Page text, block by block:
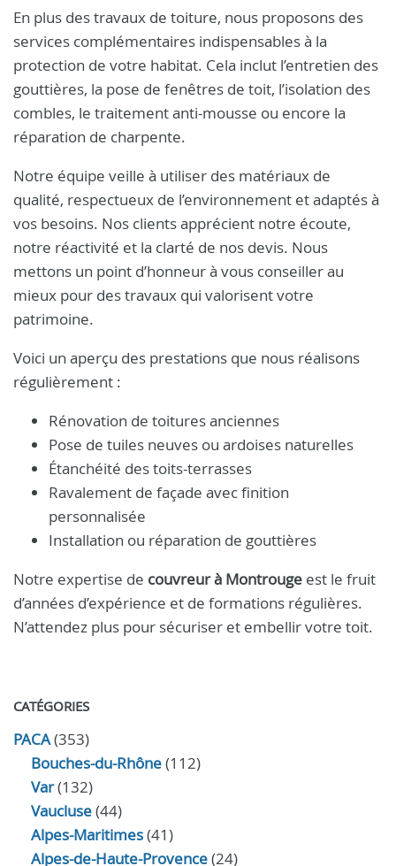
En plus des travaux de toiture, nous proposons des
services complémentaires indispensables à la
protection de votre habitat. Cela inclut l’entretien des
gouttières, la pose de fenêtres de toit, l’isolation des
combles, le traitement anti-mousse ou encore la
réparation de charpente.
Notre équipe veille à utiliser des matériaux de
qualité, respectueux de l’environnement et adaptés à
vos besoins. Nos clients apprécient notre écoute,
notre réactivité et la clarté de nos devis. Nous
mettons un point d’honneur à vous conseiller au
mieux pour des travaux qui valorisent votre
patrimoine.
Voici un aperçu des prestations que nous réalisons
régulièrement :
Rénovation de toitures anciennes
Pose de tuiles neuves ou ardoises naturelles
Étanchéité des toits-terrasses
Ravalement de façade avec finition
personnalisée
Installation ou réparation de gouttières
Notre expertise de couvreur à Montrouge est le fruit
d’années d’expérience et de formations régulières.
N’attendez plus pour sécuriser et embellir votre toit.
CATÉGORIES
PACA(353)
Bouches-du-Rhône(112)
Var(132)
Vaucluse(44)
Alpes-Maritimes(41)
Alpes-de-Haute-Provence(24)